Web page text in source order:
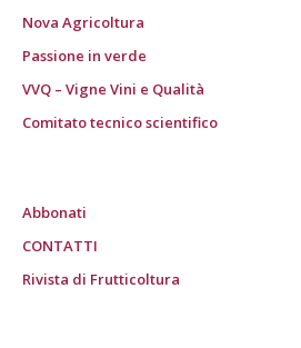
Nova Agricoltura
Passione in verde
VVQ – Vigne Vini e Qualità
Comitato tecnico scientifico
Abbonati
CONTATTI
Rivista di Frutticoltura